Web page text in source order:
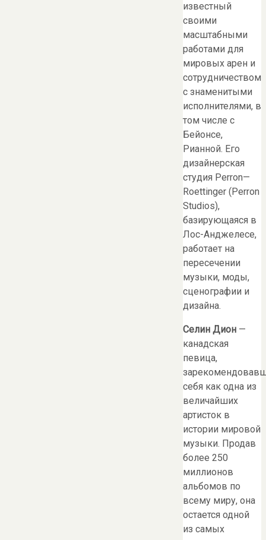
известный
своими
масштабными
работами для
мировых арен и
сотрудничеством
с знаменитыми
исполнителями, в
том числе с
Бейонсе,
Рианной. Его
дизайнерская
студия Perron—
Roettinger (Perron
Studios),
базирующаяся в
Лос-Анджелесе,
работает на
пересечении
музыки, моды,
сценографии и
дизайна.
Селин Дион —
канадская
певица,
себя как одна из
величайших
артисток в
истории мировой
музыки. Продав
более 250
миллионов
альбомов по
всему миру, она
остается одной
из самых